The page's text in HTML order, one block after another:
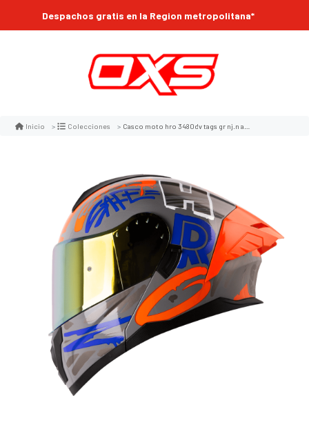
Despachos gratis en la Region metropolitana*
Inicio Colecciones Casco moto hro 3480dv tags gr nj.n abatible con sun visor dot